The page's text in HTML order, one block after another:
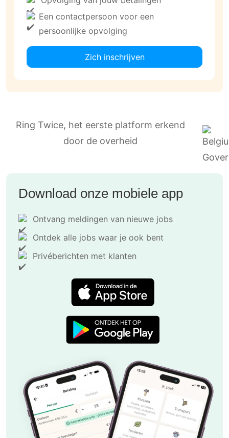
Een contactpersoon voor een
persoonlijke opvolging
Zich inschrijven
Ring Twice, het eerste platform erkend
door de overheid
Download onze mobiele app
Ontvang meldingen van nieuwe jobs
Ontdek alle jobs waar je ook bent
Privéberichten met klanten